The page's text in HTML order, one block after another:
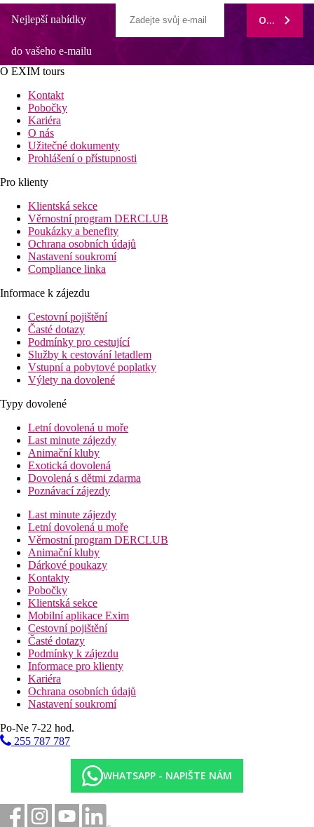
Nejlepší nabídky
do vašeho e-mailu
ODEBÍRAT
O EXIM tours
Kontakt
Pobočky
Kariéra
O nás
Užitečné dokumenty
Prohlášení o přístupnosti
Pro klienty
Klientská sekce
Věrnostní program DERCLUB
Poukázky a benefity
Ochrana osobních údajů
Nastavení soukromí
Compliance linka
Informace k zájezdu
Cestovní pojištění
Časté dotazy
Podmínky pro cestující
Služby k cestování letadlem
Vstupní a pobytové poplatky
Výlety na dovolené
Typy dovolené
Letní dovolená u moře
Last minute zájezdy
Animační kluby
Exotická dovolená
Dovolená s dětmi zdarma
Poznávací zájezdy
Last minute zájezdy
Letní dovolená u moře
Věrnostní program DERCLUB
Animační kluby
Dárkové poukazy
Kontakty
Pobočky
Klientská sekce
Mobilní aplikace Exim
Cestovní pojištění
Časté dotazy
Podmínky k zájezdu
Informace pro klienty
Kariéra
Ochrana osobních údajů
Nastavení soukromí
Po-Ne 7-22 hod.
255 787 787
WHATSAPP - NAPIŠTE NÁM